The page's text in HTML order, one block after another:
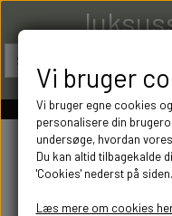
Vi bruger
Vi bruger egne cookies
personalisere din
undersøge, hvordan
Du kan altid tilbagekalde
'Cookies' nederst på siden.
Læs mere om cookies